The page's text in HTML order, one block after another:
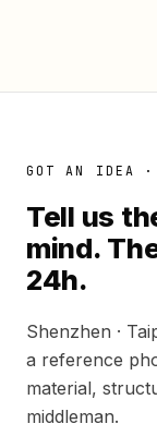
GOT AN IDEA
Tell us
mind.
24h.
Shenzhen ·
a reference
material,
middleman.